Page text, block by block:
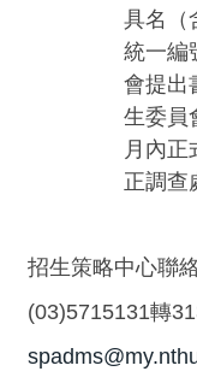
具名（
統一編
會提出
生委員
月內正
正調查
招生策略中心聯
(03)5715131轉